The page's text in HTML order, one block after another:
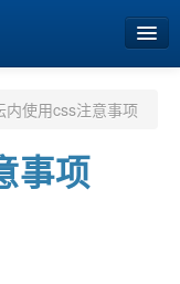
内使用css注意事项
事项